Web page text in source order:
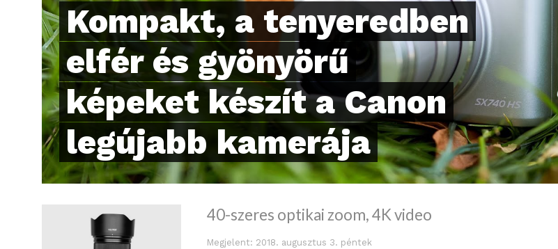
Kompakt, a tenyeredben
elfér és gyönyörű
képeket készít a Canon
legújabb kamerája
40-szeres optikai zoom, 4K video
Megjelent: 2018. augusztus 3. péntek